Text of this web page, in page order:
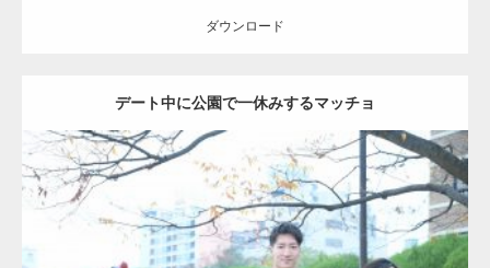
ダウンロード
デート中に公園で一休みするマッチョ
Update:2021.07.6